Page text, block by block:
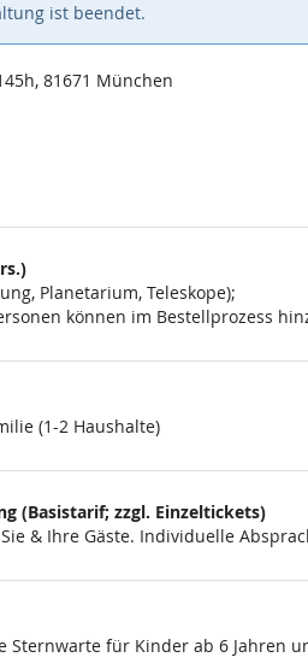
ist beendet.
81671 München
Planetarium, Teleskope);
können im Bestellprozess
(1-2 Haushalte)
(Basistarif; zzgl. Einzeltickets)
& Ihre Gäste. Individuelle
für Kinder ab 6 Jahren